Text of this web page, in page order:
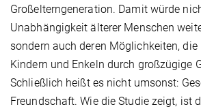
Großelterngeneration. Damit würde
Unabhängigkeit älterer Menschen
sondern auch deren Möglichkeiten,
Kindern und Enkeln durch großzügige
Schließlich heißt es nicht umsonst:
Freundschaft. Wie die Studie zeigt, ist